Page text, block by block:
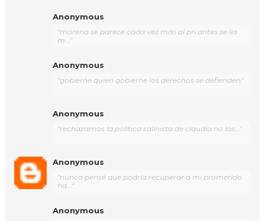
Anonymous
"morena se parece cada vez más al pri antes se lla
m..."
Anonymous
"gobierne quien gobierne los derechos se defienden"
Anonymous
"rechazamos la política salinista de claudia no los..."
Anonymous
"nunca pensé que podría recuperar a mi prometido
ha..."
Anonymous